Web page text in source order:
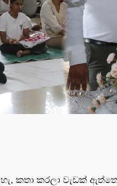
කතා කරලා වැඩක්